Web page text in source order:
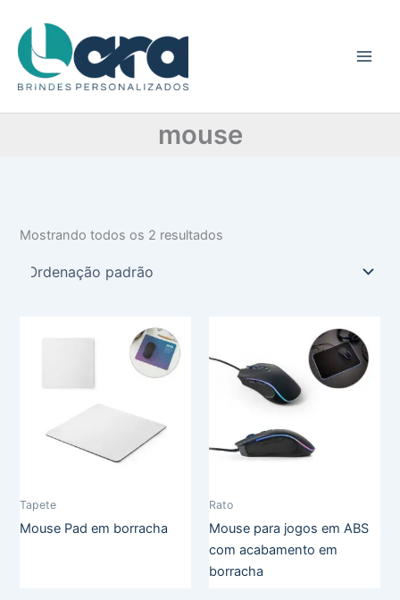
para
conteúdo
mouse
t
e
r
Mostrando todos os 2 resultados
Tapete
Mouse Pad em borracha
Rato
Mouse para jogos em ABS
com acabamento em
borracha